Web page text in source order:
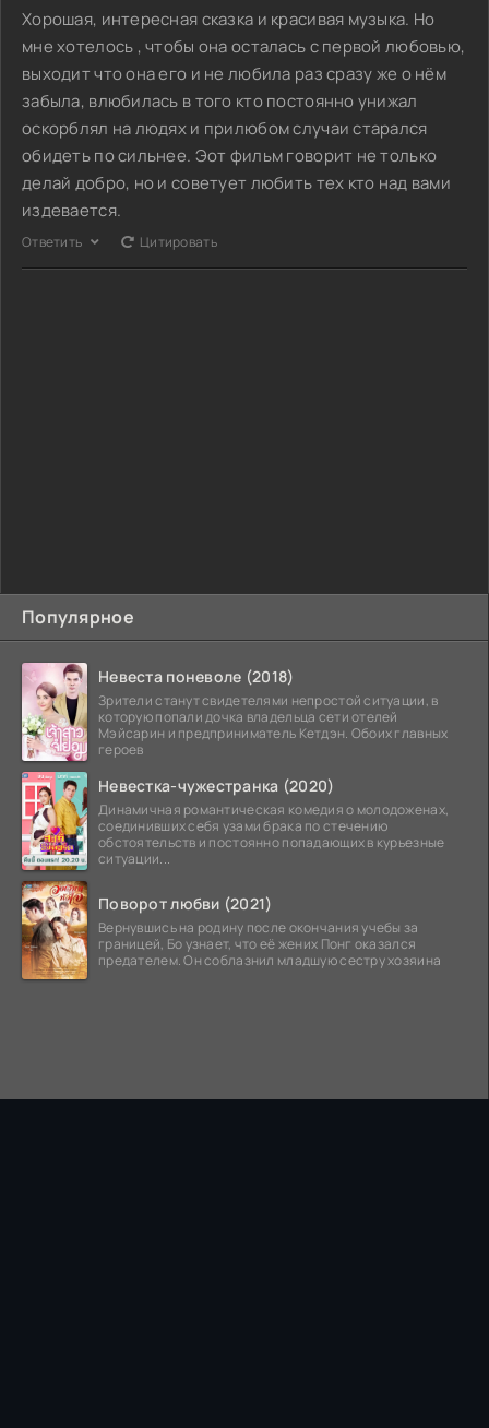
Популярное
Невеста поневоле (2018)
Зрители станут свидетелями непростой ситуации, в
которую попали дочка владельца сети отелей
Мэйсарин и предприниматель Кетдэн. Обоих главных
героев
Невестка-чужестранка (2020)
Динамичная романтическая комедия о молодоженах,
соединивших себя узами брака по стечению
обстоятельств и постоянно попадающих в курьезные
ситуации...
Поворот любви (2021)
Вернувшись на родину после окончания учебы за
границей, Бо узнает, что её жених Понг оказался
предателем. Он соблазнил младшую сестру хозяина
Хорошая, интересная сказка и красивая музыка. Но
мне хотелось , чтобы она осталась с первой любовью,
выходит что она его и не любила раз сразу же о нём
забыла, влюбилась в того кто постоянно унижал
оскорблял на людях и прилюбом случаи старался
обидеть по сильнее. Эот фильм говорит не только
делай добро, но и советует любить тех кто над вами
издевается.
Ответить Цитировать